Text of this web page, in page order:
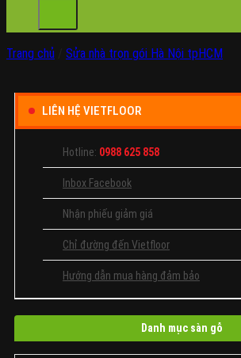
Trang chủ Sửa nhà trọn gói Hà Nội tpHCM
LIÊN HỆ VIETFLOOR
Hotline: 0988 625 858
Inbox Facebook
Nhận phiếu giảm giá
Chỉ đường đến Vietfloor
Hướng dẫn mua hàng đảm bảo
Danh mục sàn gỗ